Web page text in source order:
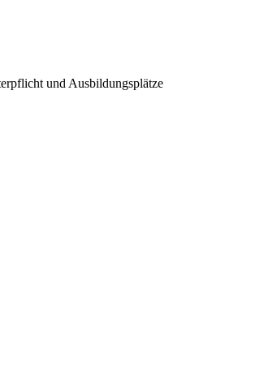
und Ausbildungsplätze